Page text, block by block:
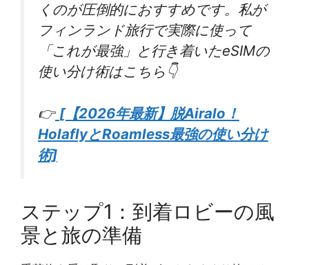
くのが圧倒的におすすめです。私が
フィンランド旅行で実際に使って
「これが最強」と行き着いたeSIMの
使い分け術はこちら👇
👉 [【2026年最新】脱Airalo！
HolaflyとRoamless最強の使い分け
術]
ステップ1：到着ロビーの風
景と旅の準備